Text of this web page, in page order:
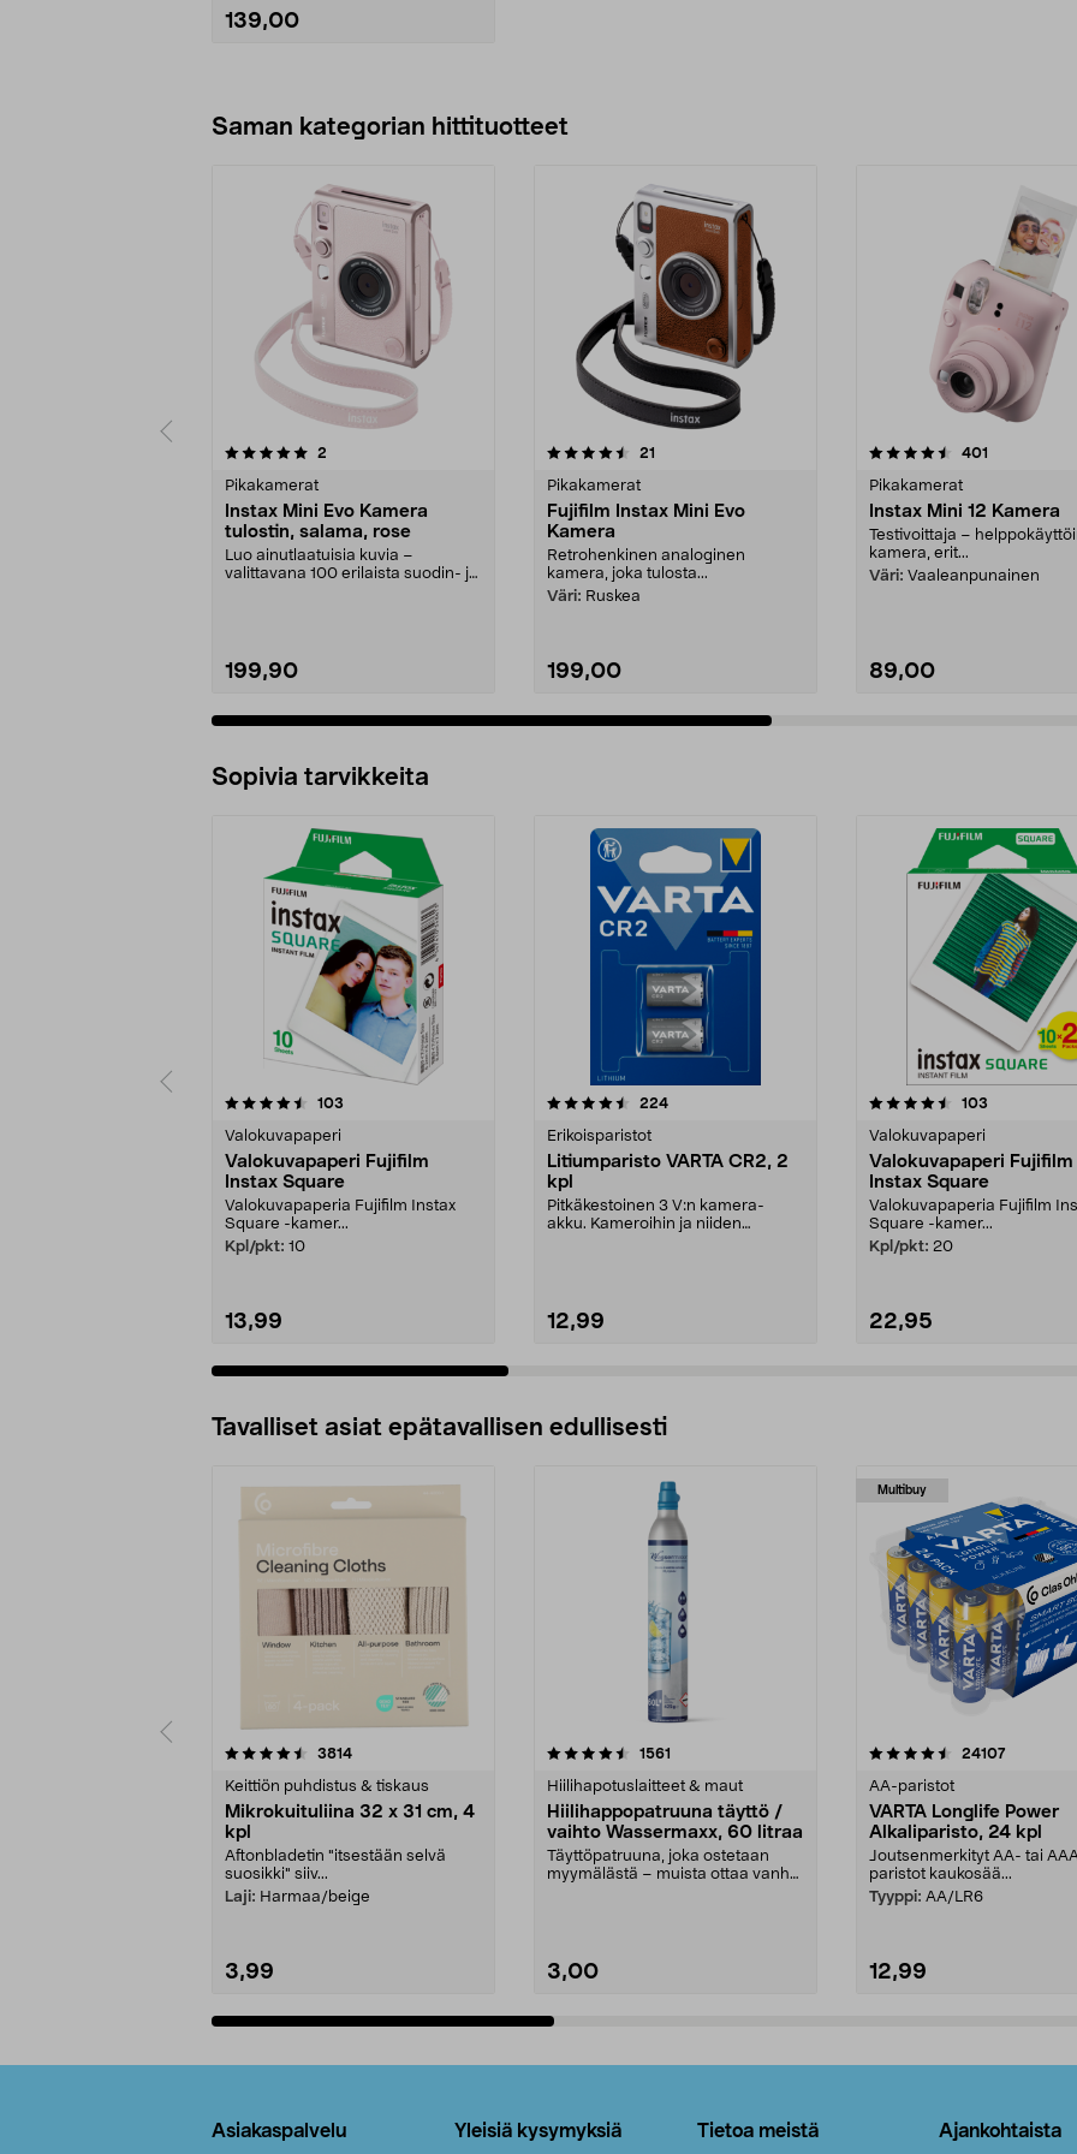
139,00
Saman kategorian hittituotteet
2
Pikakamerat
Instax Mini Evo Kamera
tulostin, salama, rose
Luo ainutlaatuisia kuvia –
valittavana 100 erilaista suodin- ja
199,90
4.5 viidestä
21
Pikakamerat
Fujifilm Instax Mini Evo
Kamera
Retrohenkinen analoginen
kamera, joka tulosta...
Väri: Ruskea
199,00
4.5 viidestä
401
Pikakamerat
Instax Mini 12 Kamera
Testivoittaja –
kamera, erit...
Väri: Vaaleanpunainen
89,00
4.5 viidestä
Sopivia tarvikkeita
103
Valokuvapaperi
Valokuvapaperi Fujifilm
Instax Square
Valokuvapaperia Fujifilm Instax
Square -kamer...
Kpl/pkt: 10
13,99
4.5viidestä
224arvostelut
Erikoisparistot
Litiumparisto VARTA CR2, 2
kpl
Pitkäkestoinen 3 V:n kamera-
akku. Kameroihin ja niiden
12,99
4.5viidestä
103
Valokuvapaperi
Valokuvapaperi Fujifilm
Instax Square
Valokuvapaperia Fujifilm
Square -kamer...
Kpl/pkt: 20
22,95
4.5viidestä
Tavalliset asiat epätavallisen edullisesti
3814arvostelut
Keittiön puhdistus & tiskaus
Mikrokuituliina 32 x 31 cm, 4
kpl
Aftonbladetin "itsestään selvä
suosikki" siiv...
Laji: Harmaa/beige
3,99
4.5viidestä
1561
Hiilihapotuslaitteet & maut
Hiilihappopatruuna täyttö /
vaihto Wassermaxx, 60 litraa
Täyttöpatruuna, joka ostetaan
myymälästä – muista ottaa vanha
3,00
Multibuy
4.5viidestä
24107arvostelut
AA-paristot
VARTA Longlife Power
Alkaliparisto, 24 kpl
Joutsenmerkityt AA- tai
paristot kaukosää...
Tyyppi: AA/LR6
12,99
4.5viidestä
Asiakaspalvelu Yleisiä kysymyksiä Tietoa meistä Ajankohtaista